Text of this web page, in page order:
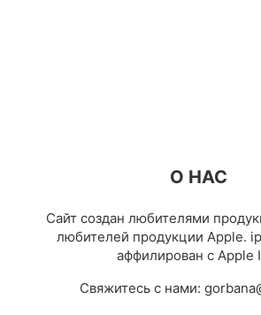
О НАС
Сайт создан любителями
любителей продукции Apple.
аффилирован с Apple
Свяжитесь с нами: